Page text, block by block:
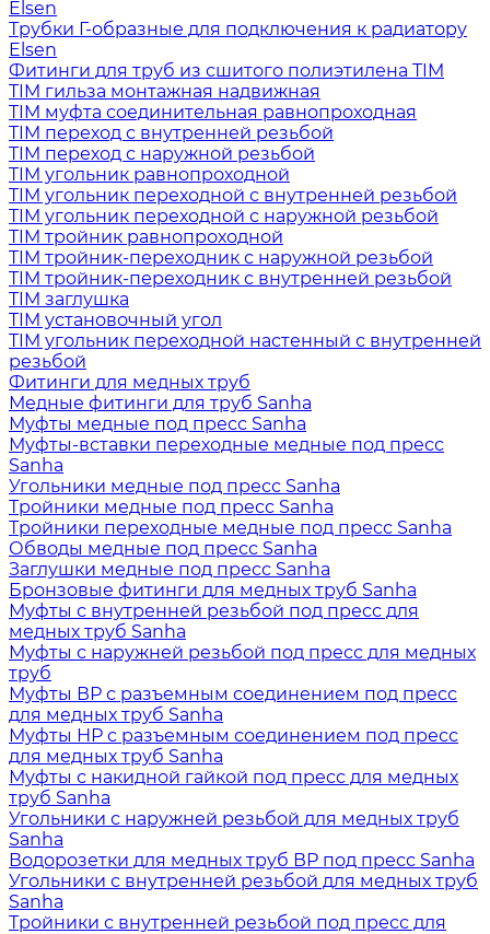
Elsen
Трубки Г-образные для подключения к радиатору
Elsen
Фитинги для труб из сшитого полиэтилена TIM
TIM гильза монтажная надвижная
TIM муфта соединительная равнопроходная
TIM переход с внутренней резьбой
TIM переход с наружной резьбой
TIM угольник равнопроходной
TIM угольник переходной с внутренней резьбой
TIM угольник переходной с наружной резьбой
TIM тройник равнопроходной
TIM тройник-переходник с наружной резьбой
TIM тройник-переходник с внутренней резьбой
TIM заглушка
TIM установочный угол
TIM угольник переходной настенный с внутренней
резьбой
Фитинги для медных труб
Медные фитинги для труб Sanha
Муфты медные под пресс Sanha
Муфты-вставки переходные медные под пресс
Sanha
Угольники медные под пресс Sanha
Тройники медные под пресс Sanha
Тройники переходные медные под пресс Sanha
Обводы медные под пресс Sanha
Заглушки медные под пресс Sanha
Бронзовые фитинги для медных труб Sanha
Муфты с внутренней резьбой под пресс для
медных труб Sanha
Муфты с наружней резьбой под пресс для медных
труб
Муфты ВР с разъемным соединением под пресс
для медных труб Sanha
Муфты НР с разъемным соединением под пресс
для медных труб Sanha
Муфты с накидной гайкой под пресс для медных
труб Sanha
Угольники с наружней резьбой для медных труб
Sanha
Водорозетки для медных труб ВР под пресс Sanha
Угольники с внутренней резьбой для медных труб
Sanha
Тройники с внутренней резьбой под пресс для